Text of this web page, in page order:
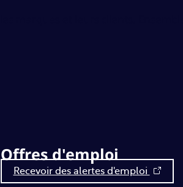
Offres d'emploi
Recevoir des alertes d'emploi